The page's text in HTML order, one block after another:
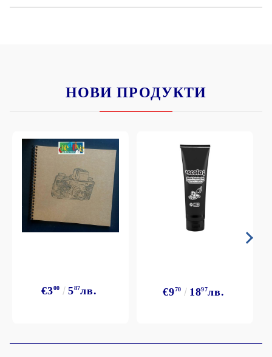
НОВИ ПРОДУКТИ
€300 587лв. €970 1897лв.